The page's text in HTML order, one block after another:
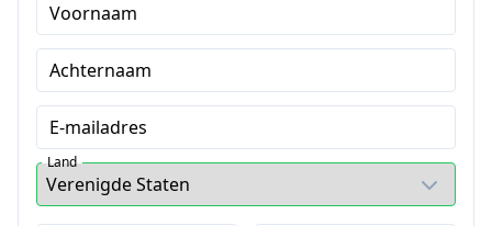
Voornaam
Achternaam
E-mailadres
Land